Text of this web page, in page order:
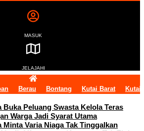
MASUK
JELAJAHI
Berau Bontang Kutai Barat Kutai
Buka Peluang Swasta Kelola Teras
Warga Jadi Syarat Utama
Minta Varia Niaga Tak Tinggalkan